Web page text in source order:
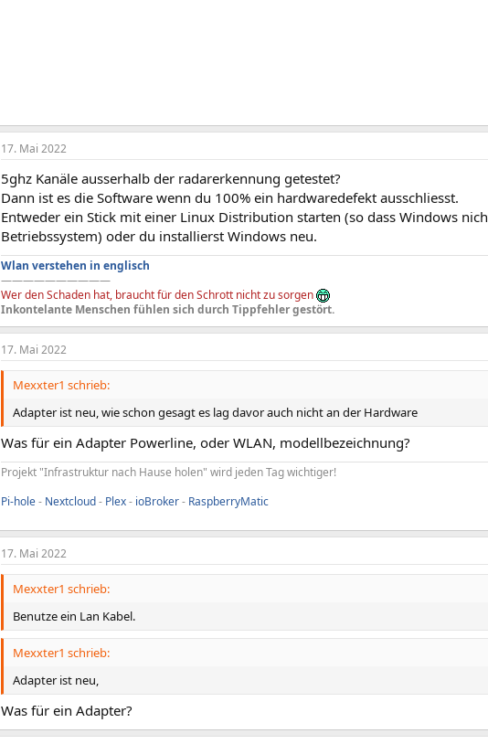
17. Mai 2022
5ghz Kanäle ausserhalb der radarerkennung getestet?
Dann ist es die Software wenn du 100% ein hardwaredefekt ausschliesst.
Entweder ein Stick mit einer Linux Distribution starten (so dass Windows
Betriebssystem) oder du installierst Windows neu.
Wlan verstehen in englisch
——————————
Wer den Schaden hat, braucht für den Schrott nicht zu sorgen
Inkontelante Menschen fühlen sich durch Tippfehler gestört.
17. Mai 2022
Mexxter1 schrieb:
Adapter ist neu, wie schon gesagt es lag davor auch nicht an der Hardware
Was für ein Adapter Powerline, oder WLAN, modellbezeichnung?
Projekt "Infrastruktur nach Hause holen" wird jeden Tag wichtiger!
Pi-hole- Nextcloud- Plex- ioBroker- RaspberryMatic
17. Mai 2022
Mexxter1 schrieb:
Benutze ein Lan Kabel.
Mexxter1 schrieb:
Adapter ist neu,
Was für ein Adapter?